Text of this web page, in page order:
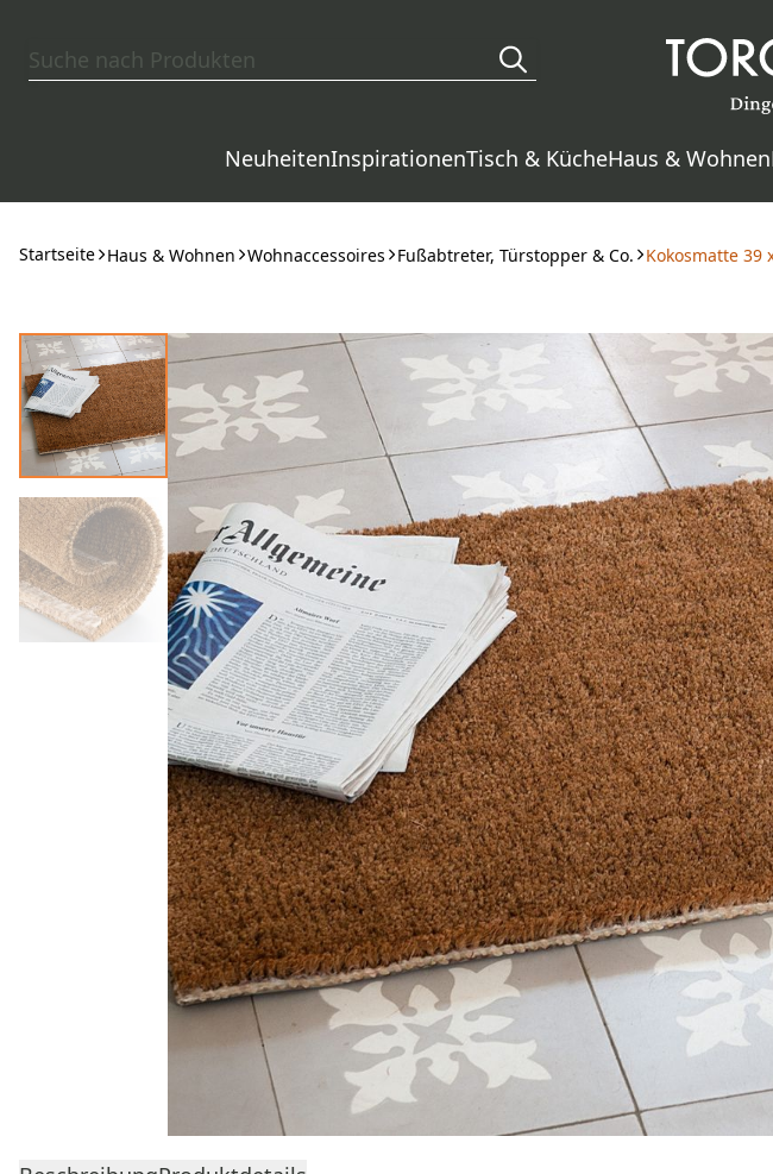
NeuheitenInspirationenTisch & KücheHaus & Wohnen
Startseite Haus & Wohnen Wohnaccessoires Fußabtreter, Türstopper & Co. Kokosmatte 39